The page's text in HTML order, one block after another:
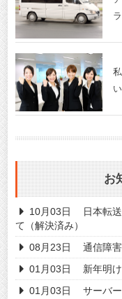
い
お
10月03日
日本転送
て（解決済み）
08月23日
通信障害
01月03日
新年明け
01月03日
サーバー